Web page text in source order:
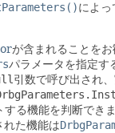
によっ
が含まれることをお
パラメータを指定す
引数で呼び出され
る機能を判断できま
れた機能は